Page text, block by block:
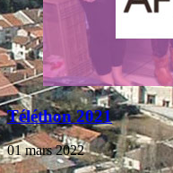
Téléthon 2021
01 mars 2022